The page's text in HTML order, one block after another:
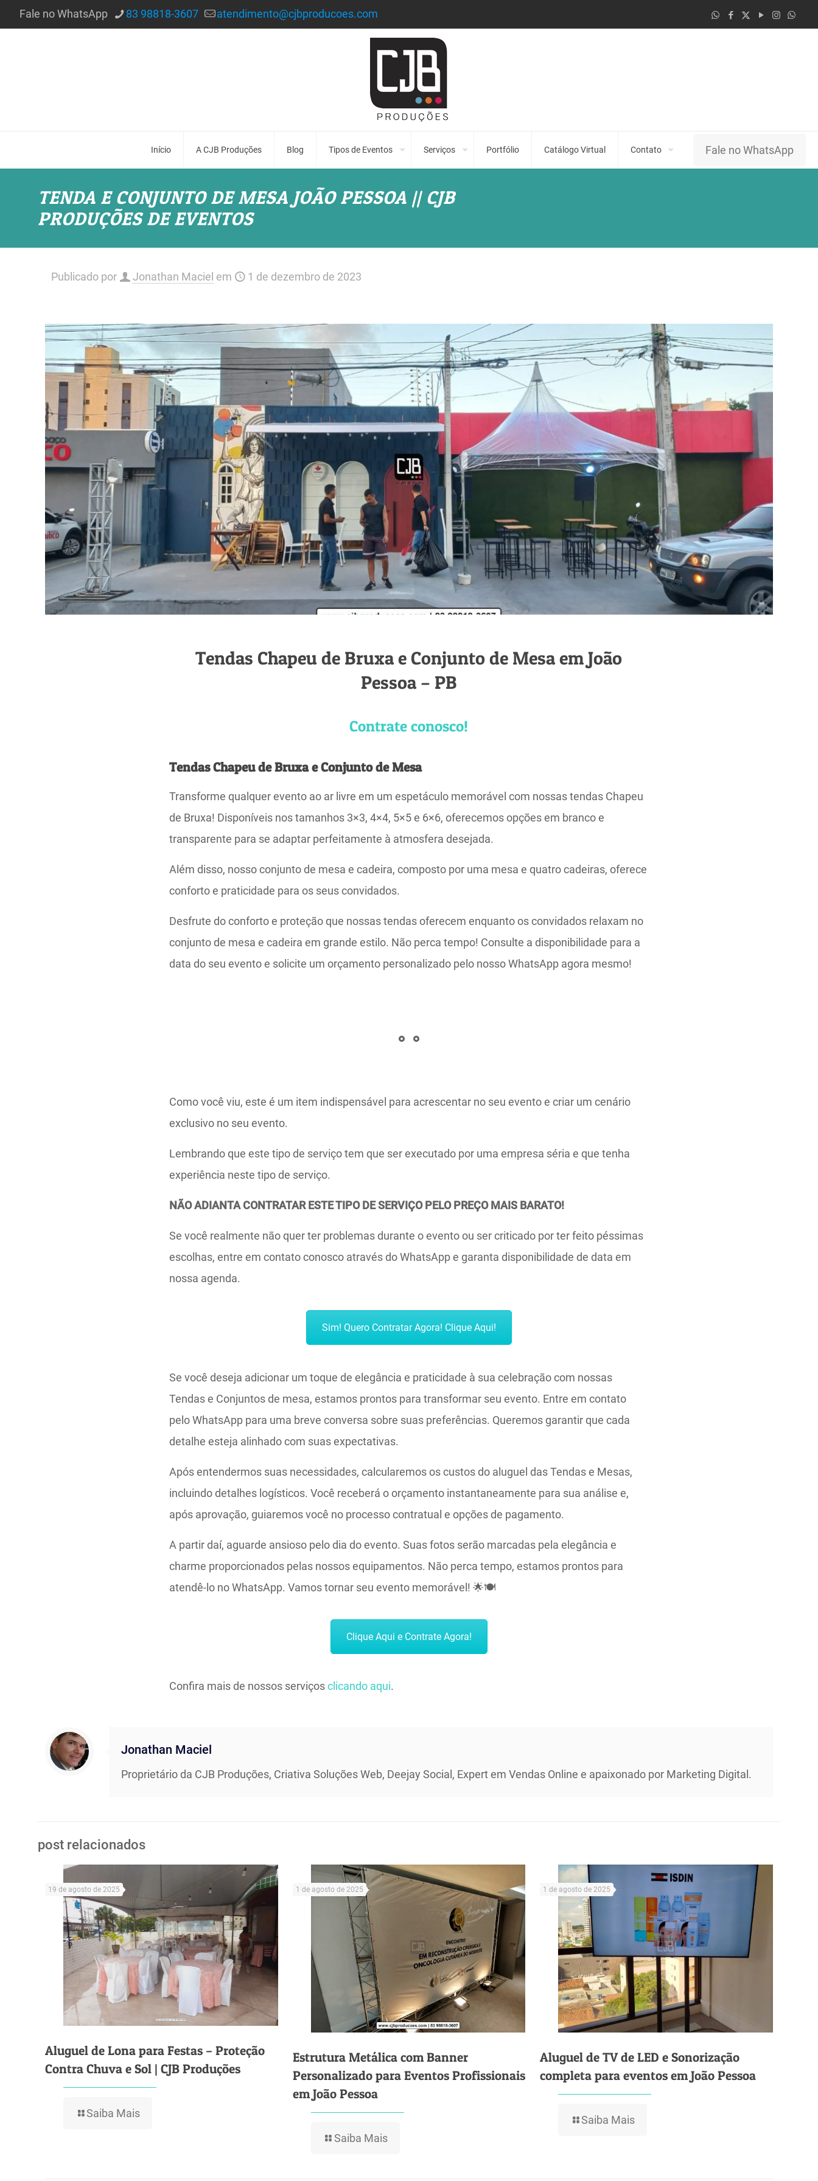
Fale no WhatsApp 83 98818-3607 atendimento@cjbproducoes.com
Início A CJB Produções Blog Tipos de Eventos Serviços Portfólio Catálogo Virtual Contato Fale no WhatsApp
TENDA E CONJUNTO DE MESA JOÃO PESSOA || CJB
PRODUÇÕES DE EVENTOS
Publicado por Jonathan Maciel em 1 de dezembro de 2023
Tendas Chapeu de Bruxa e Conjunto de Mesa em João
Pessoa – PB
Contrate conosco!
Tendas Chapeu de Bruxa e Conjunto de Mesa
Transforme qualquer evento ao ar livre em um espetáculo memorável com nossas tendas Chapeu
de Bruxa! Disponíveis nos tamanhos 3×3, 4×4, 5×5 e 6×6, oferecemos opções em branco e
transparente para se adaptar perfeitamente à atmosfera desejada.
Além disso, nosso conjunto de mesa e cadeira, composto por uma mesa e quatro cadeiras, oferece
conforto e praticidade para os seus convidados.
Desfrute do conforto e proteção que nossas tendas oferecem enquanto os convidados relaxam no
conjunto de mesa e cadeira em grande estilo. Não perca tempo! Consulte a disponibilidade para a
data do seu evento e solicite um orçamento personalizado pelo nosso WhatsApp agora mesmo!
Como você viu, este é um item indispensável para acrescentar no seu evento e criar um cenário
exclusivo no seu evento.
Lembrando que este tipo de serviço tem que ser executado por uma empresa séria e que tenha
experiência neste tipo de serviço.
NÃO ADIANTA CONTRATAR ESTE TIPO DE SERVIÇO PELO PREÇO MAIS BARATO!
Se você realmente não quer ter problemas durante o evento ou ser criticado por ter feito péssimas
escolhas, entre em contato conosco através do WhatsApp e garanta disponibilidade de data em
nossa agenda.
Sim! Quero Contratar Agora! Clique Aqui!
Se você deseja adicionar um toque de elegância e praticidade à sua celebração com nossas
Tendas e Conjuntos de mesa, estamos prontos para transformar seu evento. Entre em contato
pelo WhatsApp para uma breve conversa sobre suas preferências. Queremos garantir que cada
detalhe esteja alinhado com suas expectativas.
Após entendermos suas necessidades, calcularemos os custos do aluguel das Tendas e Mesas,
incluindo detalhes logísticos. Você receberá o orçamento instantaneamente para sua análise e,
após aprovação, guiaremos você no processo contratual e opções de pagamento.
A partir daí, aguarde ansioso pelo dia do evento. Suas fotos serão marcadas pela elegância e
charme proporcionados pelas nossos equipamentos. Não perca tempo, estamos prontos para
atendê-lo no WhatsApp. Vamos tornar seu evento memorável! 🌟🍽️
Clique Aqui e Contrate Agora!
Confira mais de nossos serviçosclicando aqui.
Jonathan Maciel
Proprietário da CJB Produções, Criativa Soluções Web, Deejay Social, Expert em Vendas Online e apaixonado por Marketing Digital.
post relacionados
19 de agosto de 2025
Aluguel de Lona para Festas – Proteção
Contra Chuva e Sol | CJB Produções
Saiba Mais
1 de agosto de 2025
Estrutura Metálica com Banner
Personalizado para Eventos Profissionais
em João Pessoa
Saiba Mais
1 de agosto de 2025
Aluguel de TV de LED e Sonorização
completa para eventos em João Pessoa
Saiba Mais